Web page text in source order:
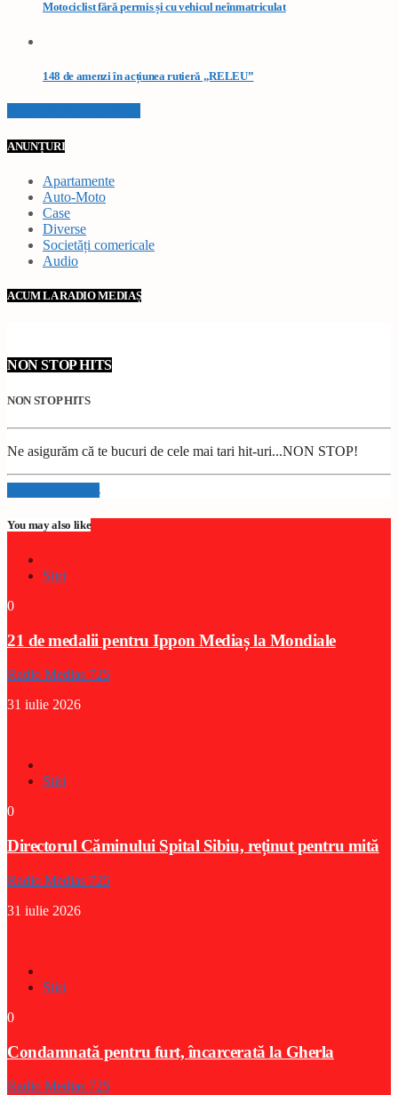
Motociclist fără permis și cu vehicul neînmatriculat
148 de amenzi în acțiunea rutieră „RELEU”
ANUNȚURI
Apartamente
Auto-Moto
Case
Diverse
Societăți comericale
Audio
ACUM LA RADIO MEDIAȘ
NON STOP HITS
NON STOP HITS
Ne asigurăm că te bucuri de cele mai tari hit-uri...NON STOP!
Info and episodes
You may also like
Stiri
0
21 de medalii pentru Ippon Mediaș la Mondiale
Radio Medias 725
31 iulie 2026
Stiri
0
Directorul Căminului Spital Sibiu, reținut pentru mită
Radio Medias 725
31 iulie 2026
Stiri
0
Condamnată pentru furt, încarcerată la Gherla
Radio Medias 725